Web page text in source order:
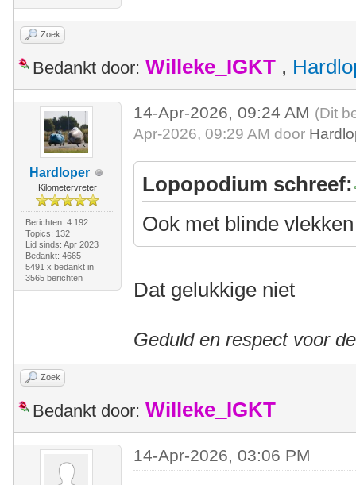
Zoek
Bedankt door: Willeke_IGKT ,
Hardloper
Kilometervreter
Berichten: 4.192
Topics: 132
Lid sinds: Apr 2023
Bedankt: 4665
5491 x bedankt in
3565 berichten
14-Apr-2026, 09:24 AM (Dit
Apr-2026, 09:29 AM door
Lopopodium schreef:
Ook met blinde
Dat gelukkige niet
Geduld en respect voor
Zoek
Bedankt door: Willeke_IGKT
14-Apr-2026, 03:06 PM